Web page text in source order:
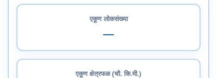
एकूण लोकसंख्या
—
एकूण क्षेत्रफळ (चौ. कि.मी.)